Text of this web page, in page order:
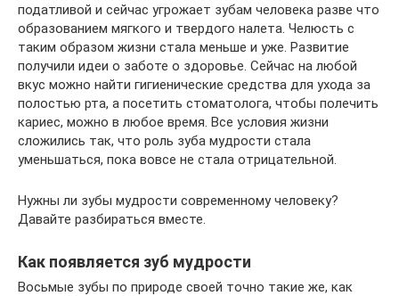
податливой и сейчас угрожает зубам человека разве что
образованием мягкого и твердого налета. Челюсть с
таким образом жизни стала меньше и уже. Развитие
получили идеи о заботе о здоровье. Сейчас на любой
вкус можно найти гигиенические средства для ухода за
полостью рта, а посетить стоматолога, чтобы полечить
кариес, можно в любое время. Все условия жизни
сложились так, что роль зуба мудрости стала
уменьшаться, пока вовсе не стала отрицательной.
Нужны ли зубы мудрости современному человеку?
Давайте разбираться вместе.
Как появляется зуб мудрости
Восьмые зубы по природе своей точно такие же, как